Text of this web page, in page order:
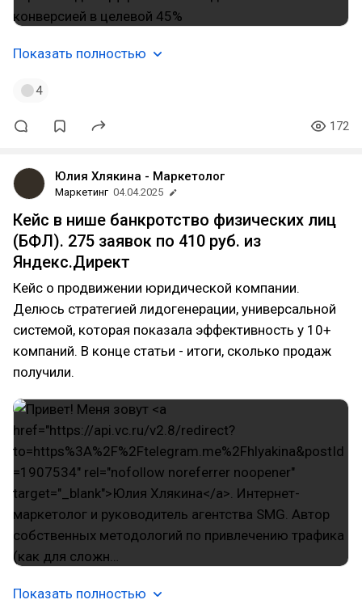
Показать полностью
4
172
Юлия Хлякина - Маркетолог
Маркетинг 04.04.2025
Кейс в нише банкротство физических лиц
(БФЛ). 275 заявок по 410 руб. из
Яндекс.Директ
Кейс о продвижении юридической компании.
Делюсь стратегией лидогенерации, универсальной
системой, которая показала эффективность у 10+
компаний. В конце статьи - итоги, сколько продаж
получили.
Показать полностью